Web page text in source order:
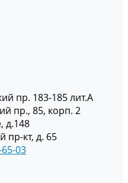
пр. 183-185 лит.А
пр., 85, корп. 2
д.148
пр-кт, д. 65
03